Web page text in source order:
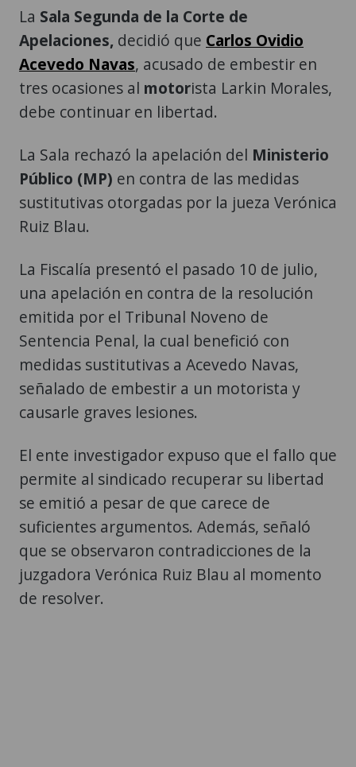
La Sala Segunda de la Corte de
Apelaciones, decidió que Carlos Ovidio
Acevedo Navas, acusado de embestir en
tres ocasiones al motorista Larkin Morales,
debe continuar en libertad.
La Sala rechazó la apelación del Ministerio
Público (MP) en contra de las medidas
sustitutivas otorgadas por la jueza Verónica
Ruiz Blau.
La Fiscalía presentó el pasado 10 de julio,
una apelación en contra de la resolución
emitida por el Tribunal Noveno de
Sentencia Penal, la cual benefició con
medidas sustitutivas a Acevedo Navas,
señalado de embestir a un motorista y
causarle graves lesiones.
El ente investigador expuso que el fallo que
permite al sindicado recuperar su libertad
se emitió a pesar de que carece de
suficientes argumentos. Además, señaló
que se observaron contradicciones de la
juzgadora Verónica Ruiz Blau al momento
de resolver.